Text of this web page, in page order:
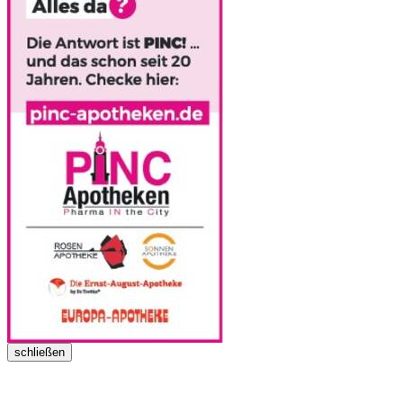
schließen